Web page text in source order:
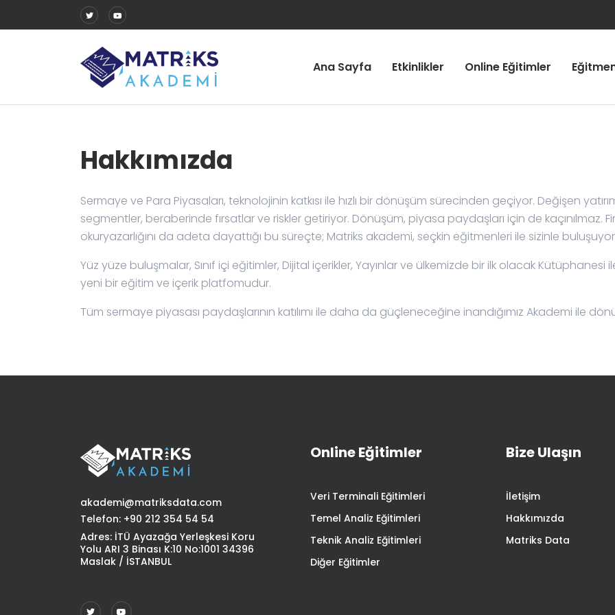
Ana Sayfa Etkinlikler Online Eğitimler
Hakkımızda
Sermaye ve Para Piyasaları, teknolojinin katkısı ile hızlı bir dönüşüm sürecinden geçiyor. Değişen
segmentler, beraberinde fırsatlar ve riskler getiriyor. Dönüşüm, piyasa paydaşları için de kaçınılmaz.
okuryazarlığını da adeta dayattığı bu süreçte; Matriks akademi, seçkin eğitmenleri ile sizinle
Yüz yüze buluşmalar, Sınıf içi eğitimler, Dijital içerikler, Yayınlar ve ülkemizde bir ilk olacak Kütüphanesi
yeni bir eğitim ve içerik platfomudur.
Tüm sermaye piyasası paydaşlarının katılımı ile daha da güçleneceğine inandığımız Akademi ile
akademi@matriksdata.com
Telefon: +90 212 354 54 54
Adres: İTÜ Ayazağa Yerleşkesi Koru
Yolu ARI 3 Binası K:10 No:1001 34396
Maslak / İSTANBUL
Online Eğitimler
Veri Terminali Eğitimleri
Temel Analiz Eğitimleri
Teknik Analiz Eğitimleri
Diğer Eğitimler
Bize Ulaşın
İletişim
Hakkımızda
Matriks Data